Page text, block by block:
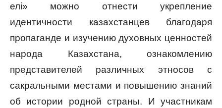
елі» можно отнести укрепление
идентичности казахстанцев благодаря
пропаганде и изучению духовных ценностей
народа Казахстана, ознакомлению
представителей различных этносов с
сакральными местами и повышению знаний
об истории родной страны. И участникам